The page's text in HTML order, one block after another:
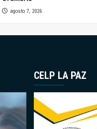
agosto 7, 2026
CELP LA PAZ